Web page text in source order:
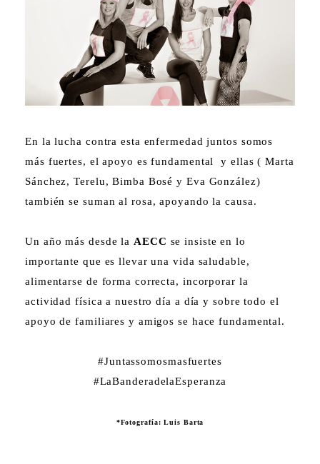
En la lucha contra esta enfermedad juntos somos
más fuertes, el apoyo es fundamental y ellas ( Marta
Sánchez, Terelu, Bimba Bosé y Eva González)
también se suman al rosa, apoyando la causa.
Un año más desde la AECC se insiste en lo
importante que es llevar una vida saludable,
alimentarse de forma correcta, incorporar la
actividad física a nuestro día a día y sobre todo el
apoyo de familiares y amigos se hace fundamental.
#Juntassomosmasfuertes
#LaBanderadelaEsperanza
*Fotografía: Luis Barta